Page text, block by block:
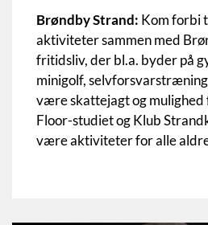
Brøndby Strand: Kom forbi
aktiviteter sammen med
fritidsliv, der bl.a. byder på
minigolf, selvforsvarstræning
være skattejagt og mulighed
Floor-studiet og Klub
være aktiviteter for alle